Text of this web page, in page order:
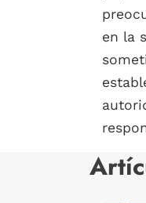
en la